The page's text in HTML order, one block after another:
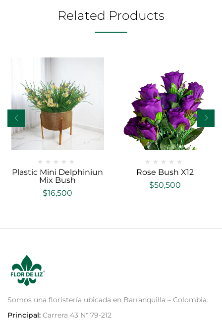
Related Products
Plastic Mini Delphiniun
Mix Bush
$16,500
Rose Bush X12
$50,500
Somos una floristería ubicada en Barranquilla – Colombia.
Principal: Carrera 43 N* 79-212